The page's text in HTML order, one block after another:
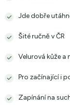
Jde dobře
Šité ručně v ČR
Velurová kůže
Pro začínající i
Zapínání na